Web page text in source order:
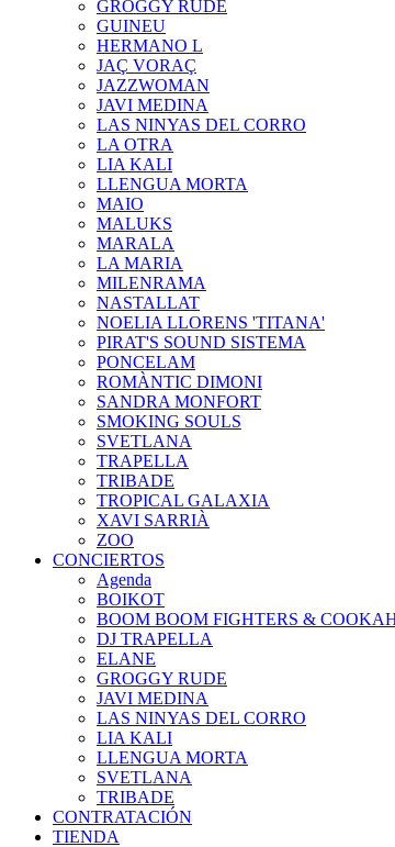
GROGGY RUDE
GUINEU
HERMANO L
JAÇ VORAÇ
JAZZWOMAN
JAVI MEDINA
LAS NINYAS DEL CORRO
LA OTRA
LIA KALI
LLENGUA MORTA
MAIO
MALUKS
MARALA
LA MARIA
MILENRAMA
NASTALLAT
NOELIA LLORENS 'TITANA'
PIRAT'S SOUND SISTEMA
PONCELAM
ROMÀNTIC DIMONI
SANDRA MONFORT
SMOKING SOULS
SVETLANA
TRAPELLA
TRIBADE
TROPICAL GALAXIA
XAVI SARRIÀ
ZOO
CONCIERTOS
Agenda
BOIKOT
BOOM BOOM FIGHTERS &
DJ TRAPELLA
ELANE
GROGGY RUDE
JAVI MEDINA
LAS NINYAS DEL CORRO
LIA KALI
LLENGUA MORTA
SVETLANA
TRIBADE
CONTRATACIÓN
TIENDA